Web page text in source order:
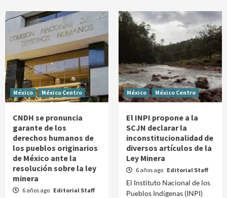
México México Centro
CNDH se pronuncia
garante de los
derechos humanos de
los pueblos originarios
de México ante la
resolución sobre la ley
minera
6 años ago Editorial Staff
México México Centro
El INPI propone a la
SCJN declarar la
inconstitucionalidad de
diversos artículos de la
Ley Minera
6 años ago Editorial Staff
El Instituto Nacional de los
Pueblos Indígenas (INPI)